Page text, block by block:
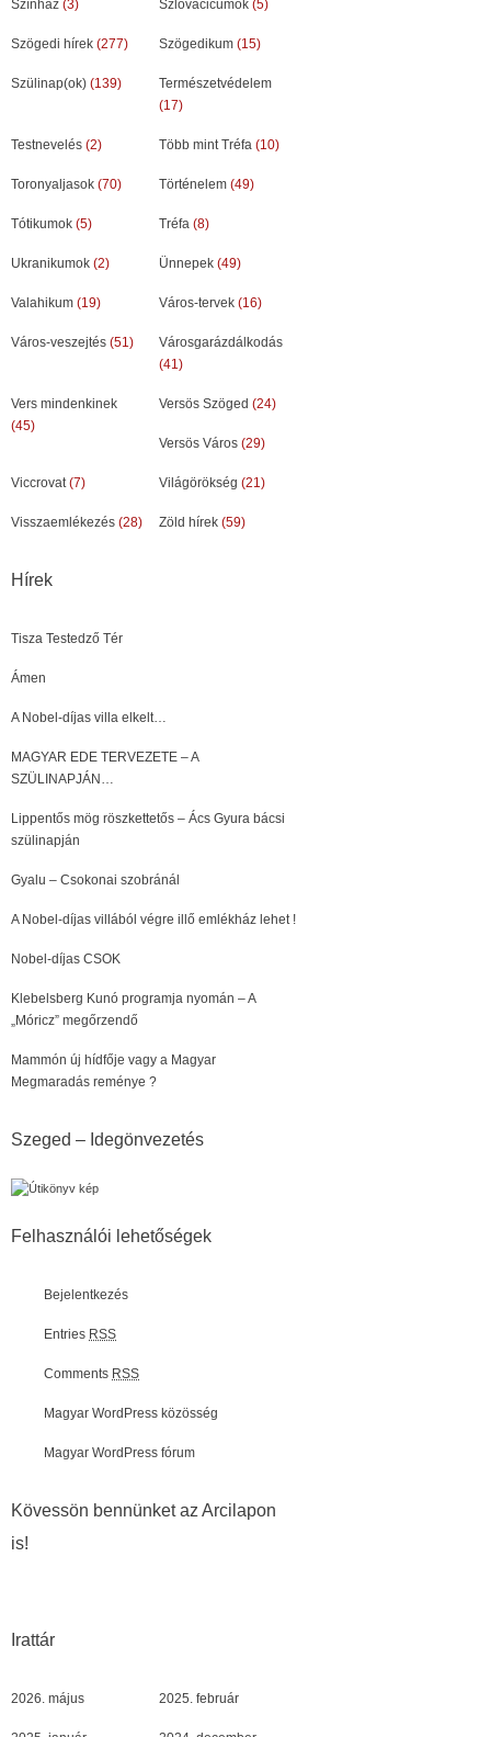
Színház (3) Szlovacicumok (5)
Szögedi hírek (277) Szögedikum (15)
Szülinap(ok) (139)
Természetvédelem
(17)
Testnevelés (2) Több mint Tréfa (10)
Toronyaljasok (70) Történelem (49)
Tótikumok (5) Tréfa (8)
Ukranikumok (2) Ünnepek (49)
Valahikum (19) Város-tervek (16)
Város-veszejtés (51)
Városgarázdálkodás
(41)
Vers mindenkinek
(45)
Versös Szöged (24)
Versös Város (29)
Viccrovat(7) Világörökség (21)
Visszaemlékezés (28) Zöld hírek (59)
Hírek
Tisza Testedző Tér
Ámen
A Nobel-díjas villa elkelt…
MAGYAR EDE TERVEZETE – A
SZÜLINAPJÁN…
Lippentős mög röszkettetős – Ács Gyura bácsi
szülinapján
Gyalu – Csokonai szobránál
A Nobel-díjas villából végre illő emlékház lehet !
Nobel-díjas CSOK
Klebelsberg Kunó programja nyomán – A
„Móricz” megőrzendő
Mammón új hídfője vagy a Magyar
Megmaradás reménye ?
Szeged – Idegönvezetés
Felhasználói lehetőségek
Bejelentkezés
Entries RSS
Comments RSS
Magyar WordPress közösség
Magyar WordPress fórum
Kövessön bennünket az Arcilapon
is!
Irattár
2026. május 2025. február